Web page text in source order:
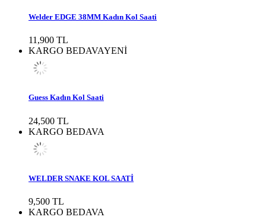
Welder EDGE 38MM Kadın Kol Saati
11,900 TL
KARGO BEDAVAYENİ
Guess Kadın Kol Saati
24,500 TL
KARGO BEDAVA
WELDER SNAKE KOL SAATİ
9,500 TL
KARGO BEDAVA